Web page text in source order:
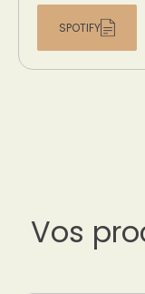
SPOTIFY
Vos